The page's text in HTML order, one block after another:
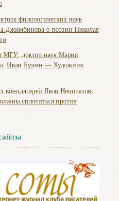
филологических наук
Джимбинова о поэзии Николая
МГУ, доктор наук Мария
Иван Бунин — Художник
концлагерей Яков Непочатов:
сплотиться против